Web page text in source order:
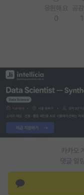
학술 정보 게시판
홍보 게시판
커리어
유학교육
반도체 아카데미
카카오
댓글 알